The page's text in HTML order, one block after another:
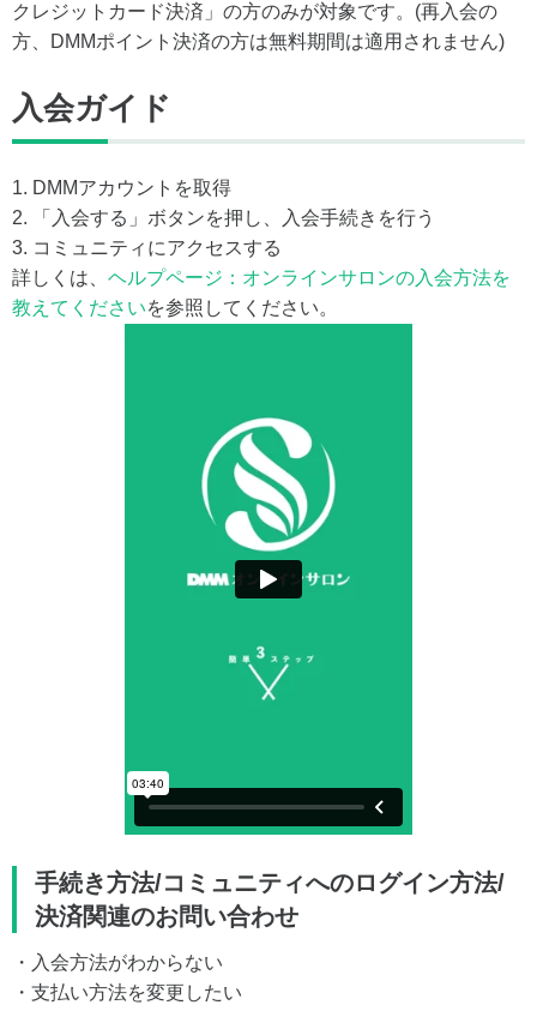
クレジットカード決済」の方のみが対象です。(再入会の
方、DMMポイント決済の方は無料期間は適用されません)
入会ガイド
1. DMMアカウントを取得
2. 「入会する」ボタンを押し、入会手続きを行う
3. コミュニティにアクセスする
詳しくは、 ヘルプページ：オンラインサロンの入会方法を
教えてくださいを参照してください。
手続き方法/コミュニティへのログイン方法/
決済関連のお問い合わせ
・入会方法がわからない
・支払い方法を変更したい